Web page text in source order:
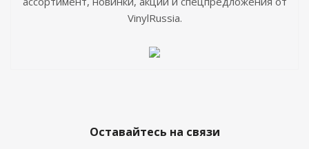
VinylRussia.
Оставайтесь на связи